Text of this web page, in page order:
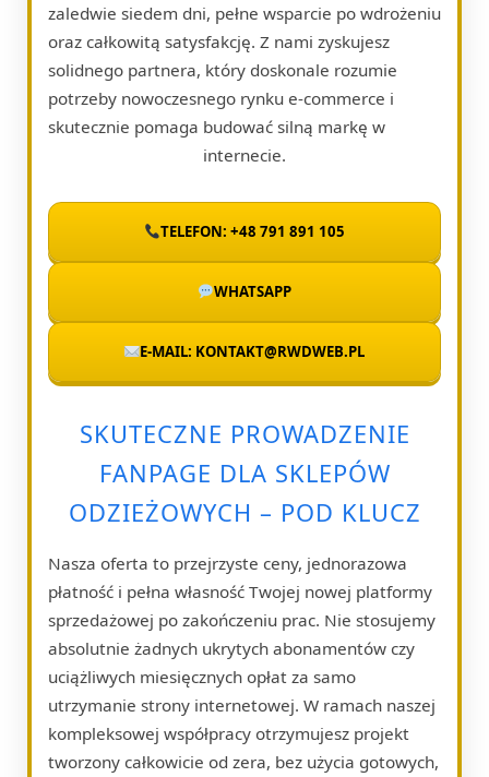
zaledwie siedem dni, pełne wsparcie po wdrożeniu
oraz całkowitą satysfakcję. Z nami zyskujesz
solidnego partnera, który doskonale rozumie
potrzeby nowoczesnego rynku e-commerce i
skutecznie pomaga budować silną markę w
internecie.
TELEFON: +48 791 891 105
WHATSAPP
E-MAIL: KONTAKT@RWDWEB.PL
SKUTECZNE PROWADZENIE
FANPAGE DLA SKLEPÓW
ODZIEŻOWYCH – POD KLUCZ
Nasza oferta to przejrzyste ceny, jednorazowa
płatność i pełna własność Twojej nowej platformy
sprzedażowej po zakończeniu prac. Nie stosujemy
absolutnie żadnych ukrytych abonamentów czy
uciążliwych miesięcznych opłat za samo
utrzymanie strony internetowej. W ramach naszej
kompleksowej współpracy otrzymujesz projekt
tworzony całkowicie od zera, bez użycia gotowych,